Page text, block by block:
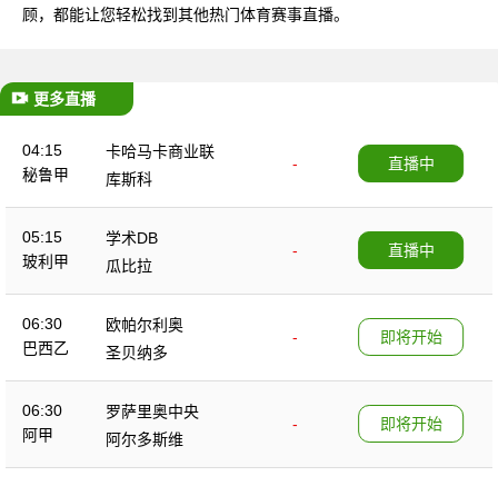
顾，都能让您轻松找到其他热门体育赛事直播。
更多直播
04:15
秘鲁甲
卡哈马卡商业联
-
库斯科
直播中
05:15
玻利甲
学术DB
-
瓜比拉
直播中
06:30
巴西乙
欧帕尔利奥
-
圣贝纳多
即将开始
06:30
阿甲
罗萨里奥中央
-
阿尔多斯维
即将开始